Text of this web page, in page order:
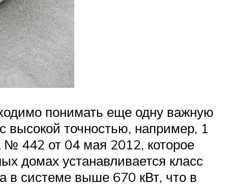
понимать еще одну важную
высокой точностью, например, 1
№ 442 от 04 мая 2012, которое
домах устанавливается класс
в системе выше 670 кВт, что в